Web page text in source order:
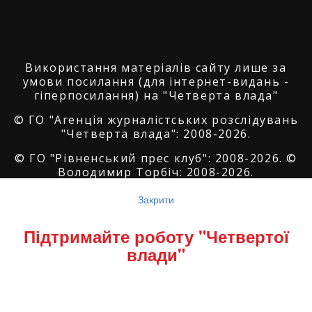
Використання матеріалів сайту лише за
умови посилання (для інтернет-видань -
гіперпосилання) на "Четверта влада"
© ГО "Агенція журналістських розслідувань
"Четверта влада": 2008-2026.
© ГО "Рівненський прес клуб": 2008-2026. ©
Володимир Торбіч: 2008-2026.
SoftGroup
Reserved
Закрити
Підтримайте роботу "Четвертої
влади"